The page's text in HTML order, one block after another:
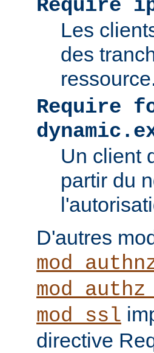
Require
Les
des
Require
Un client
partir du
D'autres
mod_ssl
directive